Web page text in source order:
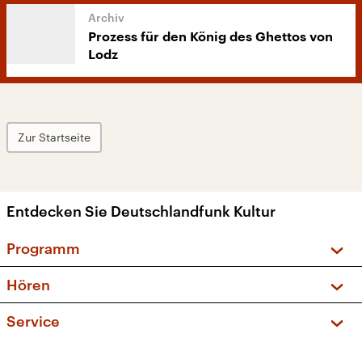
Prozess für den König des Ghettos von
Lodz
Zur Startseite
Entdecken Sie Deutschlandfunk Kultur
Programm
Sendungen und Podcasts
Musikliste
Hören
Service